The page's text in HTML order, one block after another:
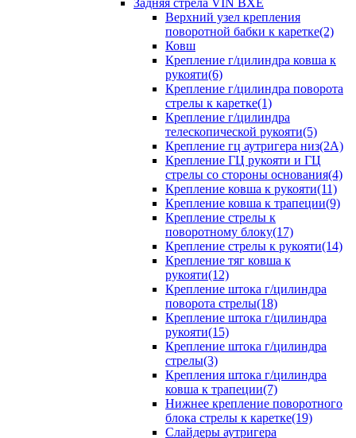
Задняя стрела VIN BXE
Верхний узел крепления
поворотной бабки к каретке(2)
Ковш
Крепление г/цилиндра ковша к
рукояти(6)
Крепление г/цилиндра поворота
стрелы к каретке(1)
Крепление г/цилиндра
телескопической рукояти(5)
Крепление гц аутригера низ(2А)
Крепление ГЦ рукояти и ГЦ
стрелы со стороны основания(4)
Крепление ковша к рукояти(11)
Крепление ковша к трапеции(9)
Крепление стрелы к
поворотному блоку(17)
Крепление стрелы к рукояти(14)
Крепление тяг ковша к
рукояти(12)
Крепление штока г/цилиндра
поворота стрелы(18)
Крепление штока г/цилиндра
рукояти(15)
Крепление штока г/цилиндра
стрелы(3)
Крепления штока г/цилиндра
ковша к трапеции(7)
Нижнее крепление поворотного
блока стрелы к каретке(19)
Слайдеры аутригера